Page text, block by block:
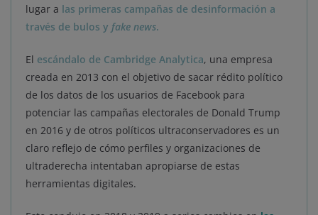
lugar a las primeras campañas de desinformación a
través de bulos y fake news.
El escándalo de Cambridge Analytica, una empresa
creada en 2013 con el objetivo de sacar rédito político
de los datos de los usuarios de Facebook para
potenciar las campañas electorales de Donald Trump
en 2016 y de otros políticos ultraconservadores es un
claro reflejo de cómo perfiles y organizaciones de
ultraderecha intentaban apropiarse de estas
herramientas digitales.